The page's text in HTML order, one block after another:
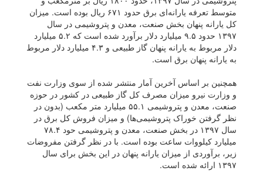
متوسط تعرفه یارانه‌ای برق حدود ۶۷۱ ریال بوده است. میزان
کل یارانه پنهان بخش صنعت، معدن و پتروشیمی در سال
۱۳۹۷ حدود ۹.۵ میلیارد دلار برآورد شده است که ۵.۲ میلیارد
دلار مربوط به یارانه پنهان گاز طبیعی و ۴.۳ میلیارد دلار مربوط
به یارانه پنهان برق است.
همچنین بر اساس آخرین آمار منتشر شده از سوی وزارت نفت
و وزارت نیرو میزان مصرف کل گاز طبیعی در کشور در حوزه
صنعت، معدن و پتروشیمی ۵۵.۱ میلیارد متر مکعب (بدون در
نظر گرفتن خوراک پتروشیمی‌ها) و میزان فروش کل برق در
سال ۱۳۹۷ در بخش صنعت، معدن و پتروشیمی حود ۷۸.۴
میلیارد کیلووات ساعت بوده است. با در نظر گرفتن مفروضات
زیر، برآوردی از میزان یارانه پنهان در این بخش برای سال
۱۳۹۷ ارائه شده است.